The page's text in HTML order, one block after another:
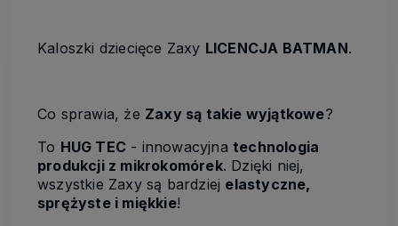
Kaloszki dziecięce Zaxy LICENCJA BATMAN.
Co sprawia, że Zaxy są takie wyjątkowe?
To HUG TEC - innowacyjnatechnologia
produkcji z mikrokomórek. Dzięki niej,
wszystkie Zaxy są bardziej elastyczne,
sprężyste i miękkie!